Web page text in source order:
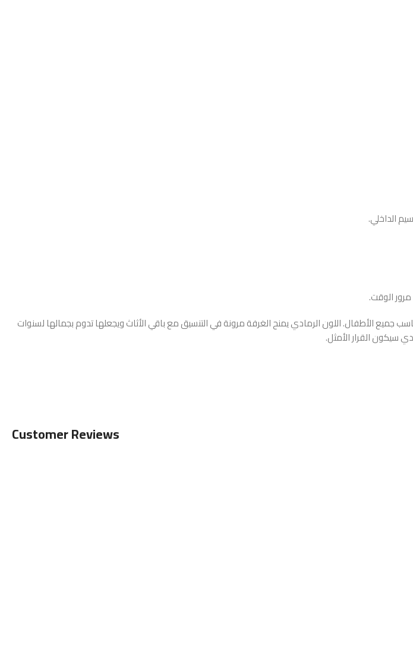
الداخلي.
الوقت.
جميع الأطفال. اللون الرمادي يمنح الغرفة مرونة في التنسيق مع باقي الأثاث ويجعلها تدوم بجمالها لسنوات
سيكون القرار الأمثل.
Customer Reviews